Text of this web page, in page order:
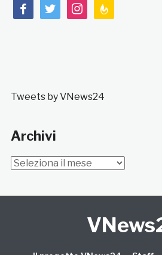
facebooktwitterinstagramfeedburner
Tweets by VNews24
Archivi
Archivi